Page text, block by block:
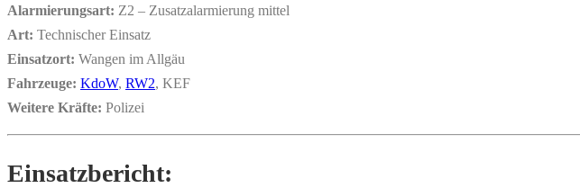
Alarmierungsart: Z2 – Zusatzalarmierung mittel
Art: Technischer Einsatz
Einsatzort: Wangen im Allgäu
Fahrzeuge: KdoW, RW2, KEF
Weitere Kräfte: Polizei
Einsatzbericht: